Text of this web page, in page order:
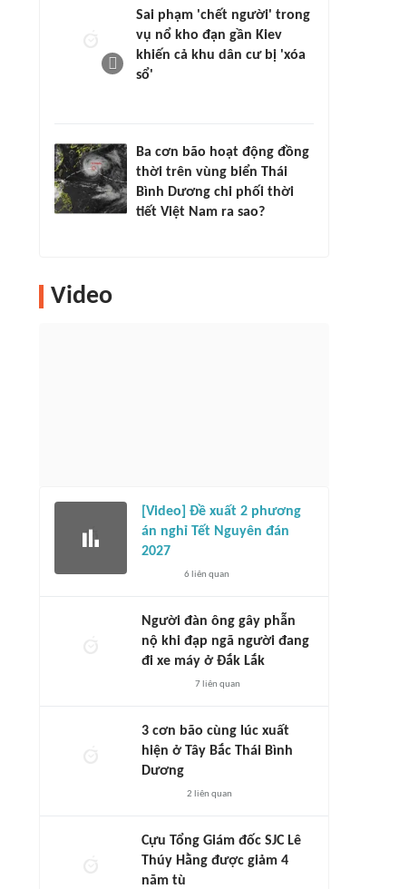
Sai phạm 'chết người' trong
vụ nổ kho đạn gần Kiev
khiến cả khu dân cư bị 'xóa
sổ'
Ba cơn bão hoạt động đồng
thời trên vùng biển Thái
Bình Dương chi phối thời
tiết Việt Nam ra sao?
Video
[Video] Đề xuất 2 phương
án nghỉ Tết Nguyên đán
2027
6 liên quan
Người đàn ông gây phẫn
nộ khi đạp ngã người đang
đi xe máy ở Đắk Lắk
7liên quan
3 cơn bão cùng lúc xuất
hiện ở Tây Bắc Thái Bình
Dương
2 liên quan
Cựu Tổng Giám đốc SJC Lê
Thúy Hằng được giảm 4
năm tù